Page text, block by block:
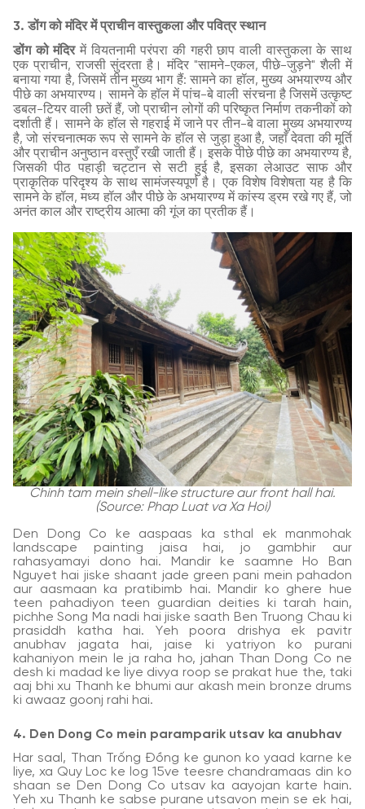
3. डोंग को मंदिर में प्राचीन वास्तुकला और पवित्र स्थान
डोंग को मंदिरमें वियतनामी परंपरा की गहरी छाप वाली वास्तुकला के साथ
एक प्राचीन, राजसी सुंदरता है। मंदिर "सामने-एकल, पीछे-जुड़ने" शैली में
बनाया गया है, जिसमें तीन मुख्य भाग हैं: सामने का हॉल, मुख्य अभयारण्य और
पीछे का अभयारण्य। सामने के हॉल में पांच-बे वाली संरचना है जिसमें उत्कृष्ट
डबल-टियर वाली छतें हैं, जो प्राचीन लोगों की परिष्कृत निर्माण तकनीकों को
दर्शाती हैं। सामने के हॉल से गहराई में जाने पर तीन-बे वाला मुख्य अभयारण्य
है, जो संरचनात्मक रूप से सामने के हॉल से जुड़ा हुआ है, जहाँ देवता की मूर्ति
और प्राचीन अनुष्ठान वस्तुएँ रखी जाती हैं। इसके पीछे पीछे का अभयारण्य है,
जिसकी पीठ पहाड़ी चट्टान से सटी हुई है, इसका लेआउट साफ और
प्राकृतिक परिदृश्य के साथ सामंजस्यपूर्ण है। एक विशेष विशेषता यह है कि
सामने के हॉल, मध्य हॉल और पीछे के अभयारण्य में कांस्य ड्रम रखे गए हैं, जो
अनंत काल और राष्ट्रीय आत्मा की गूंज का प्रतीक हैं।
Chinh tam mein shell-like structure aur front hall hai.
(Source: Phap Luat va Xa Hoi)
Den Dong Co ke aaspaas ka sthal ek manmohak
landscape painting jaisa hai, jo gambhir aur
rahasyamayi dono hai. Mandir ke saamne Ho Ban
Nguyet hai jiske shaant jade green pani mein pahadon
aur aasmaan ka pratibimb hai. Mandir ko ghere hue
teen pahadiyon teen guardian deities ki tarah hain,
pichhe Song Ma nadi hai jiske saath Ben Truong Chau ki
prasiddh katha hai. Yeh poora drishya ek pavitr
anubhav jagata hai, jaise ki yatriyon ko purani
kahaniyon mein le ja raha ho, jahan Than Dong Co ne
desh ki madad ke liye divya roop se prakat hue the, taki
aaj bhi xu Thanh ke bhumi aur akash mein bronze drums
ki awaaz goonj rahi hai.
4. Den Dong Co mein paramparik utsav ka anubhav
Har saal, Than Trống Đồng ke gunon ko yaad karne ke
liye, xa Quy Loc ke log 15ve teesre chandramaas din ko
shaan se Den Dong Co utsav ka aayojan karte hain.
Yeh xu Thanh ke sabse purane utsavon mein se ek hai,